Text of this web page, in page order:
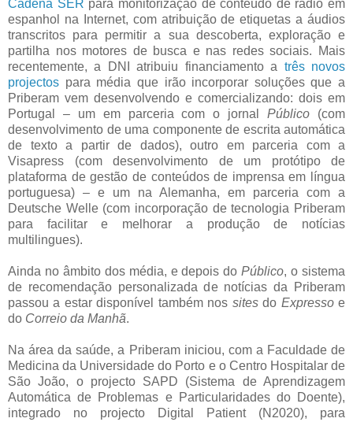
Cadena SER para monitorização de conteúdo de rádio em
espanhol na Internet, com atribuição de etiquetas a áudios
transcritos para permitir a sua descoberta, exploração e
partilha nos motores de busca e nas redes sociais. Mais
recentemente, a DNI atribuiu financiamento a três novos
projectos para média que irão incorporar soluções que a
Priberam vem desenvolvendo e comercializando: dois em
Portugal – um em parceria com o jornalPúblico (com
desenvolvimento de uma componente de escrita automática
de texto a partir de dados), outro em parceria com a
Visapress (com desenvolvimento de um protótipo de
plataforma de gestão de conteúdos de imprensa em língua
portuguesa) – e um na Alemanha, em parceria com a
Deutsche Welle (com incorporação de tecnologia Priberam
para facilitar e melhorar a produção de notícias
multilingues).
Ainda no âmbito dos média, e depois doPúblico, o sistema
de recomendação personalizada de notícias da Priberam
passou a estar disponível também nos sitesdo Expressoe
do Correio da Manhã.
Na área da saúde, a Priberam iniciou, com a Faculdade de
Medicina da Universidade do Porto e o Centro Hospitalar de
São João, o projecto SAPD (Sistema de Aprendizagem
Automática de Problemas e Particularidades do Doente),
integrado no projecto Digital Patient (N2020), para